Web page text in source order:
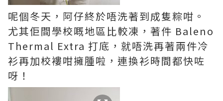
呢個冬天，阿仔終於唔洗著到成隻粽咁。
尤其佢間學校嘅地區比較凍，著件 Baleno
Thermal Extra 打底，就唔洗再著兩件冷
衫再加校褸咁擁腫啦，連換衫時間都快咗
呀！